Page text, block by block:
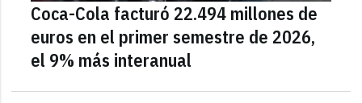
Coca-Cola facturó 22.494 millones de
euros en el primer semestre de 2026,
el 9% más interanual